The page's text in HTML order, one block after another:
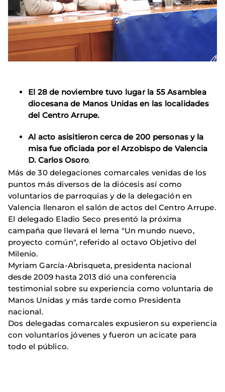
El 28 de noviembre tuvo lugar la 55 Asamblea
diocesana de Manos Unidas en las localidades
del Centro Arrupe.
Al acto asisitieron cerca de 200 personas y la
misa fue oficiada por el Arzobispo de Valencia
D. Carlos Osoro.
Más de 30 delegaciones comarcales venidas de los
puntos más diversos de la diócesis así como
voluntarios de parroquias y de la delegación en
Valencia llenaron el salón de actos del Centro Arrupe.
El delegado Eladio Seco presentó la próxima
campaña que llevará el lema "Un mundo nuevo,
proyecto común", referido al octavo Objetivo del
Milenio.
Myriam García-Abrisqueta, presidenta nacional
desde 2009 hasta 2013 dió una conferencia
testimonial sobre su experiencia como voluntaria de
Manos Unidas y más tarde como Presidenta
nacional.
Dos delegadas comarcales expusieron su experiencia
con voluntarios jóvenes y fueron un acicate para
todo el público.